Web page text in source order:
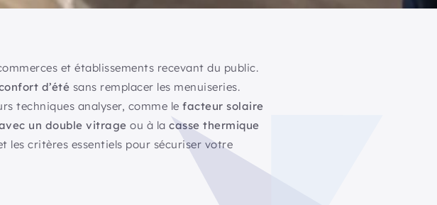
et établissements recevant du public.
d’été sans remplacer les menuiseries.
techniques analyser, comme le facteur solaire
un double vitrage ou à la casse thermique
les critères essentiels pour sécuriser votre